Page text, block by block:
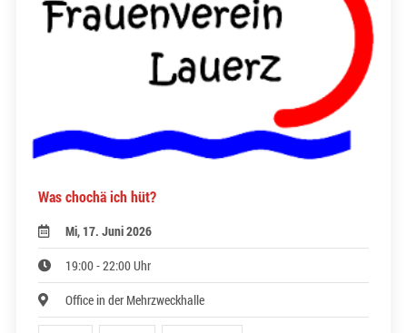
Was chochä ich hüt?
Mi, 17. Juni 2026
19:00 - 22:00 Uhr
Office in der Mehrzweckhalle